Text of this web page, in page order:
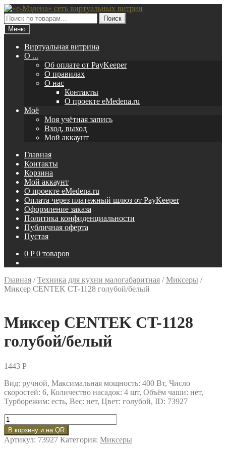
Перейти
к
навигации
Перейти
к
содержимому
Искать:
Поиск
Меню
Виртуальная витрина
O ...
Об оплате от PayKeeper
О правилах
О нас
Контакты
О проекте eMedena.ru
Моё
Моя учётная запись
Вход, выход
Мой аккаунт
Главная
Контакты
Корзина
Мой аккаунт
О проекте eMedena.ru
Оплата через платежный шлюз от PayKeeper
Оформление заказа
Политика конфиденциальности
Публичная оферта
Пустая
0 P 0 товаров
Главная /Техника для кухни малогабаритная /Миксеры /
Миксер CENTEK CT-1128 голубой/белый
Миксер CENTEK CT-1128
голубой/белый
1443 P
Вид: ручной, Максимальная мощность: 400 Вт, Число
скоростей: 6, Количество насадок: 4 шт, Объём чаши: нет,
Турборежим: есть, Вес: нет, Цвет: голубой, ID: 73927
Количество
товара
Миксер
CENTEK
В корзину и на QR
Артикул: 73927 Категория: Миксеры